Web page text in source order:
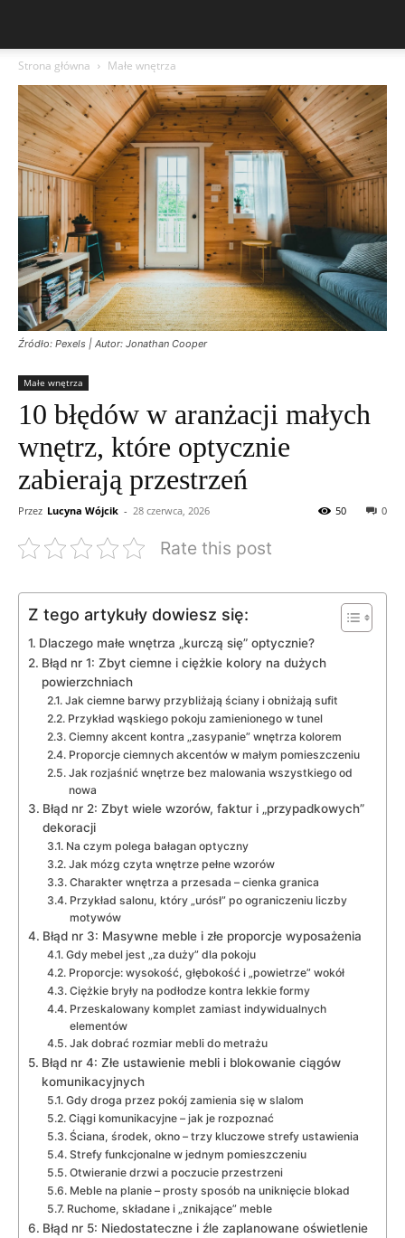
Strona główna Małe wnętrza
Źródło: Pexels | Autor: Jonathan Cooper
Małe wnętrza
10 błędów w aranżacji małych
wnętrz, które optycznie
zabierają przestrzeń
Przez Lucyna Wójcik - 28 czerwca, 2026 0
50
Rate this post
Z tego artykuły dowiesz się:
Dlaczego małe wnętrza „kurczą się” optycznie?
Błąd nr 1: Zbyt ciemne i ciężkie kolory na dużych
powierzchniach
Jak ciemne barwy przybliżają ściany i obniżają sufit
Przykład wąskiego pokoju zamienionego w tunel
Ciemny akcent kontra „zasypanie” wnętrza kolorem
Proporcje ciemnych akcentów w małym pomieszczeniu
Jak rozjaśnić wnętrze bez malowania wszystkiego od
nowa
Błąd nr 2: Zbyt wiele wzorów, faktur i „przypadkowych”
dekoracji
Na czym polega bałagan optyczny
Jak mózg czyta wnętrze pełne wzorów
Charakter wnętrza a przesada – cienka granica
Przykład salonu, który „urósł” po ograniczeniu liczby
motywów
Błąd nr 3: Masywne meble i złe proporcje wyposażenia
Gdy mebel jest „za duży” dla pokoju
Proporcje: wysokość, głębokość i „powietrze” wokół
Ciężkie bryły na podłodze kontra lekkie formy
Przeskalowany komplet zamiast indywidualnych
elementów
Jak dobrać rozmiar mebli do metrażu
Błąd nr 4: Złe ustawienie mebli i blokowanie ciągów
komunikacyjnych
Gdy droga przez pokój zamienia się w slalom
Ciągi komunikacyjne – jak je rozpoznać
Ściana, środek, okno – trzy kluczowe strefy ustawienia
Strefy funkcjonalne w jednym pomieszczeniu
Otwieranie drzwi a poczucie przestrzeni
Meble na planie – prosty sposób na uniknięcie blokad
Ruchome, składane i „znikające” meble
Błąd nr 5: Niedostateczne i źle zaplanowane oświetlenie